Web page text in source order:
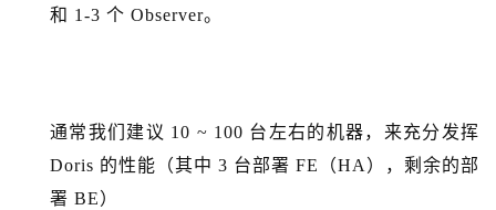
和 1-3 个 Observer。
通常我们建议 10 ~ 100 台左右的机器，来充分发挥
Doris 的性能（其中 3 台部署 FE（HA），剩余的部
署 BE）